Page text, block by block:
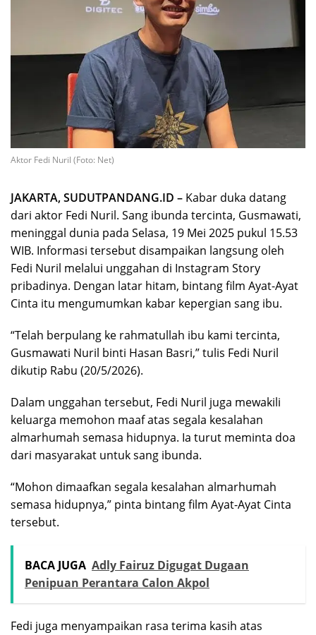
Aktor Fedi Nuril (Foto: Net)
JAKARTA, SUDUTPANDANG.ID – Kabar duka datang
dari aktor Fedi Nuril. Sang ibunda tercinta, Gusmawati,
meninggal dunia pada Selasa, 19 Mei 2025 pukul 15.53
WIB. Informasi tersebut disampaikan langsung oleh
Fedi Nuril melalui unggahan di Instagram Story
pribadinya. Dengan latar hitam, bintang film Ayat-Ayat
Cinta itu mengumumkan kabar kepergian sang ibu.
“Telah berpulang ke rahmatullah ibu kami tercinta,
Gusmawati Nuril binti Hasan Basri,” tulis Fedi Nuril
dikutip Rabu (20/5/2026).
Dalam unggahan tersebut, Fedi Nuril juga mewakili
keluarga memohon maaf atas segala kesalahan
almarhumah semasa hidupnya. Ia turut meminta doa
dari masyarakat untuk sang ibunda.
“Mohon dimaafkan segala kesalahan almarhumah
semasa hidupnya,” pinta bintang film Ayat-Ayat Cinta
tersebut.
BACA JUGA Adly Fairuz Digugat Dugaan
Penipuan Perantara Calon Akpol
Fedi juga menyampaikan rasa terima kasih atas